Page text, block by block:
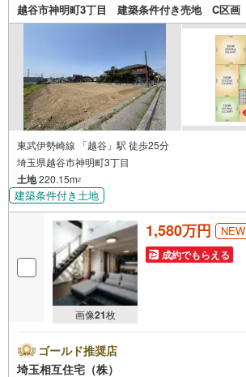
越谷市神明町3丁目 建築条件付き売地 C区画
東武伊勢崎線 「越谷」駅 徒歩25分
埼玉県越谷市神明町3丁目
土地220.15m2
建築条件付き土地
画像21枚
1,580万円 NEW
成約でもらえる
ゴールド推奨店
埼玉相互住宅（株）